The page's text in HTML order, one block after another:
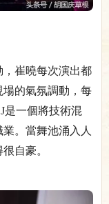
崔曉每次演出都
的氣氛調動，每
是一個將技術混
。當舞池涌入人
自豪。